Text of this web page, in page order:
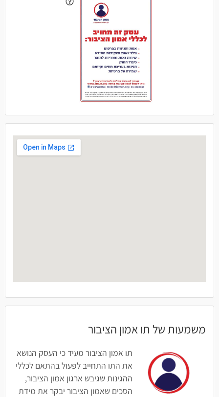
משמעות של תו אמון הציבור
תו אמון הציבור מעיד כי העסק הנושא
את התו התחייב לפעול בהתאם לכללי
ההגינות שגיבש ארגון אמון הציבור,
הסכים שאמון הציבור יבקר את מידת